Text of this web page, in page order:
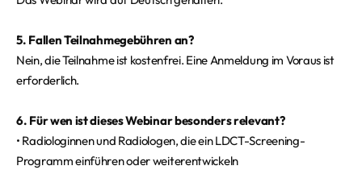
5. Fallen Teilnahmegebühren an?
Nein, die Teilnahme ist kostenfrei. Eine Anmeldung im Voraus ist
erforderlich.
6. Für wen ist dieses Webinar besonders relevant?
• Radiologinnen und Radiologen, die ein LDCT-Screening-
Programm einführen oder weiterentwickeln